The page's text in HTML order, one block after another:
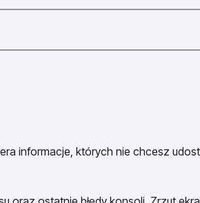
informacje, których nie chcesz